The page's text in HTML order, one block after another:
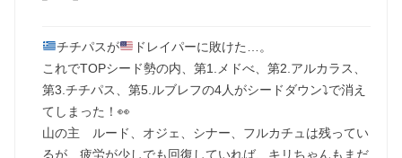
チチパスが
ドレイパーに敗けた…。
これでTOPシード勢の内、第1.メドべ、第2.アルカラス、
第3.チチパス、第5.ルブレフの4人がシードダウン⤵️で消え
てしまった！👀
山の主 ルード、オジェ、シナー、フルカチュは残ってい
るが、疲労が少しでも回復していれば、キリちゃんもまだ